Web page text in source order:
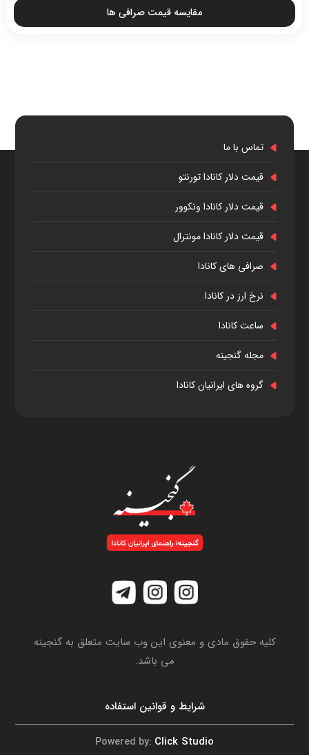
مقایسه قیمت صرافی ها
تماس با ما
قیمت دلار کانادا تورنتو
قیمت دلار کانادا ونکوور
قیمت دلار کانادا مونترال
صرافی های کانادا
نرخ ارز در کانادا
ساعت کانادا
مجله گنجینه
گروه های ایرانیان کانادا
کلیه حقوق مادی و معنوی این وب سایت متعلق به گنجینه
می باشد.
شرایط و قوانین استفاده
Powered by: Click Studio